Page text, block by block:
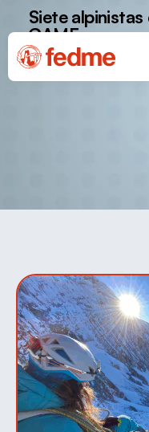
Siete
GAME en una